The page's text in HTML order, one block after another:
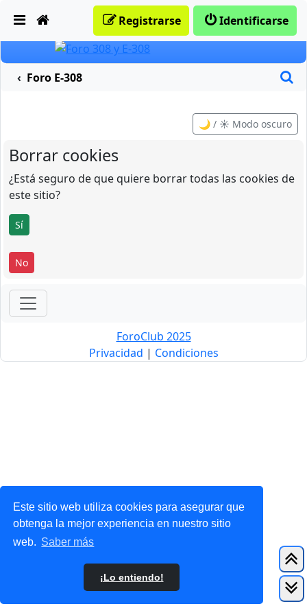
Este sitio web utiliza cookies para asegurar que
obtenga la mejor experiencia en nuestro sitio
web. Saber más
¡Lo entiendo!
Identificarse
Registrarse
Foro E-308
🌙 / ☀️ Modo oscuro
Borrar cookies
¿Está seguro de que quiere borrar todas las cookies de
este sitio?
ForoClub 2025
Privacidad | Condiciones